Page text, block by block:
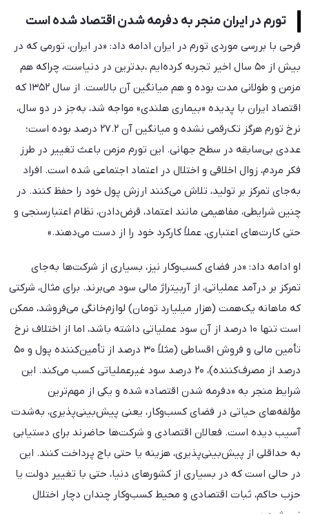
تورم در ایران منجر به دفرمه شدن اقتصاد شده است
فرحی با بررسی موردی تورم در ایران ادامه داد: «در ایران، تورمی که در
بیش از ۵۰ سال اخیر تجربه کرده‌ایم ،بدترین‌ در دنیاست، چراکه هم
مزمن و طولانی مدت بوده و هم میانگین آن بالاست. از سال ۱۳۵۲ که
اقتصاد ایران با پدیده «بیماری هلندی» مواجه شد، به‌جز در دو سال،
نرخ تورم هرگز تک‌رقمی نشده و میانگین آن ۲۷.۲ درصد بوده است؛
عددی بی‌سابقه در سطح جهانی. این تورم مزمن باعث تغییر در طرز
فکر مردم، زوال اخلاقی و اختلال در اعتماد اجتماعی شده است. افراد
به‌جای تمرکز بر تولید، تلاش می‌کنند ارزش پول خود را حفظ کنند. در
چنین شرایطی، مفاهیمی مانند اعتماد، قرض‌دادن، نظام اعتبارسنجی و
حتی کارت‌های اعتباری، عملاً کارکرد خود را از دست می‌دهند.»
او ادامه داد: «در فضای کسب‌وکار نیز، بسیاری از شرکت‌ها به‌جای
تمرکز بر درآمد عملیاتی، از آربیتراژ مالی سود می‌برند. برای مثال، شرکتی
که ماهانه یک‌همت (هزار میلیارد تومان) لوازم‌خانگی می‌فروشد، ممکن
است تنها ۱۰ درصد از آن سود عملیاتی داشته باشد، اما از اختلاف نرخ
تأمین مالی و فروش اقساطی (مثلاً ۳۰ درصد از تأمین‌کننده پول و ۵۰
درصد از مصرف‌کننده)، ۲۰ درصد سود غیرعملیاتی کسب می‌کند. این
شرایط منجر به «دفرمه شدن اقتصاد» شده و یکی از مهم‌ترین
مؤلفه‌های حیاتی در فضای کسب‌وکار، یعنی پیش‌بینی‌پذیری، به‌شدت
آسیب دیده است. فعالان اقتصادی و شرکت‌ها حاضرند برای دستیابی
به حداقلی از پیش‌بینی‌پذیری، هزینه یا حتی باج پرداخت کنند. این
در حالی است که در بسیاری از کشورهای دنیا، حتی با تغییر دولت یا
حزب حاکم، ثبات اقتصادی و محیط کسب‌وکار چندان دچار اختلال